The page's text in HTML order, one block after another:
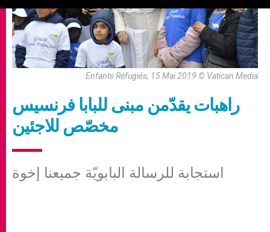
Enfants Réfugiés, 15 Mai 2019 © Vatican Media
راهبات يقدّمن مبنى للبابا فرنسيس
مخصّص للاجئين
استجابة للرسالة البابويّة جميعنا إخوة